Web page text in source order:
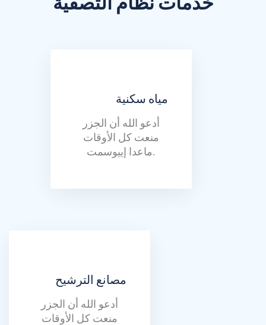
مياه سكنية
أدعو الله أن الجزر
منعت كل الأوقات
ماعدا إييوسمت.
مصانع الترشيح
أدعو الله أن الجزر
منعت كل الأوقات